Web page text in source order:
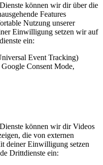
können wir dir über die
Features
Nutzung unserer
Einwilligung setzen wir auf
ein:
Event Tracking)
Consent Mode,
können wir dir Videos
die von externen
deiner Einwilligung setzen
Drittdienste ein: